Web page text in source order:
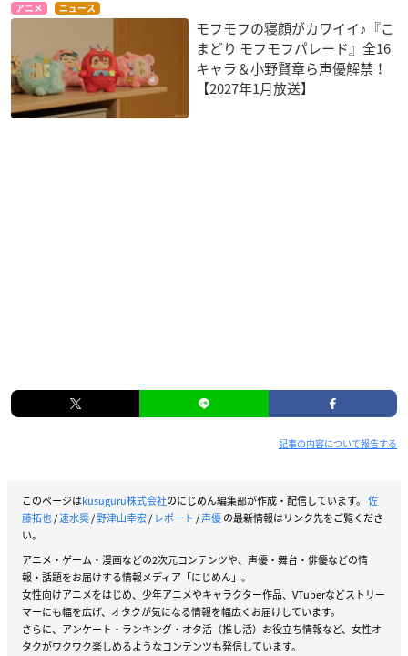
アニメ ニュース
モフモフの寝顔がカワイイ♪『こ
まどり モフモフパレード』全16
キャラ＆小野賢章ら声優解禁！
【2027年1月放送】
記事の内容について報告する
このページはkusuguru株式会社のにじめん編集部が作成・配信しています。 佐
藤拓也/速水奨/野津山幸宏/ レポート /声優の最新情報はリンク先をご覧くださ
い。
アニメ・ゲーム・漫画などの2次元コンテンツや、声優・舞台・俳優などの情
報・話題をお届けする情報メディア「にじめん」。
女性向けアニメをはじめ、少年アニメやキャラクター作品、VTuberなどストリー
マーにも幅を広げ、オタクが気になる情報を幅広くお届けしています。
さらに、アンケート・ランキング・オタ活（推し活）お役立ち情報など、女性オ
タクがワクワク楽しめるようなコンテンツも発信しています。